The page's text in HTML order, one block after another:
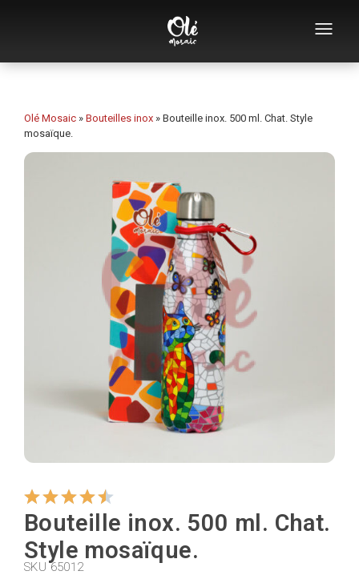
Qui sommes-nous
Souvenirs par catégorie
Ouvre-bouteilles
Tasses
Bols
Cendriers
Cintres
Coupeurs
Petites cuillères
Olé Mosaic » Bouteilles inox » Bouteille inox. 500 ml. Chat. Style
mosaïque.
Bouteille inox. 500 ml. Chat.
Style mosaïque.
SKU 65012